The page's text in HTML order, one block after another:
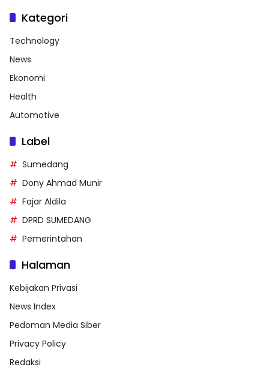
Kategori
Technology
News
Ekonomi
Health
Automotive
Label
Sumedang
Dony Ahmad Munir
Fajar Aldila
DPRD SUMEDANG
Pemerintahan
Halaman
Kebijakan Privasi
News Index
Pedoman Media Siber
Privacy Policy
Redaksi